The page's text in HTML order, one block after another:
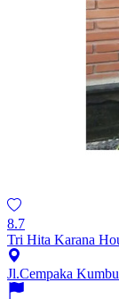
8.7
Tri Hita Karana
Jl.Cempaka